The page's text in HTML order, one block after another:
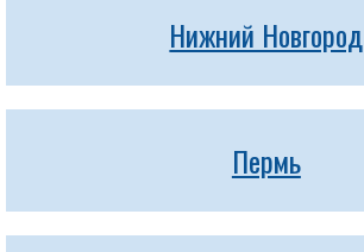
Нижний Новгород
Пермь